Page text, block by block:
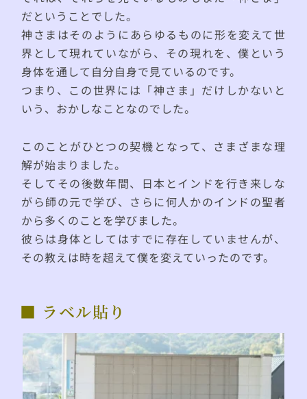
だということでした。
神さまはそのようにあらゆるものに形を変えて世
界として現れていながら、その現れを、僕という
身体を通して自分自身で見ているのです。
つまり、この世界には「神さま」だけしかないと
いう、おかしなことなのでした。
このことがひとつの契機となって、さまざまな理
解が始まりました。
そしてその後数年間、日本とインドを行き来しな
がら師の元で学び、さらに何人かのインドの聖者
から多くのことを学びました。
彼らは身体としてはすでに存在していませんが、
その教えは時を超えて僕を変えていったのです。
■ ラベル貼り